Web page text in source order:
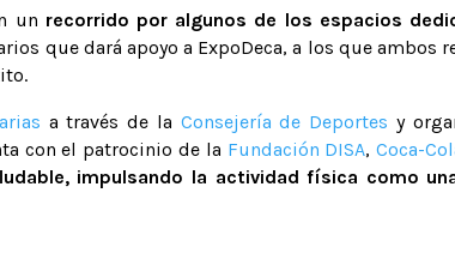
un recorrido por algunos de los espacios
que dará apoyo a ExpoDeca, a los que ambos
a través de la Consejería de Deportes y
con el patrocinio de la Fundación DISA,Coca-
impulsando la actividad física como